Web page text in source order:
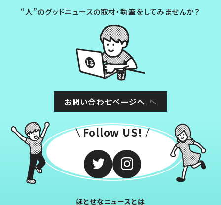
“人”のグッドニュースの取材・執筆をしてみませんか？
お問い合わせページへ
Follow US!
ほとせなニュースとは